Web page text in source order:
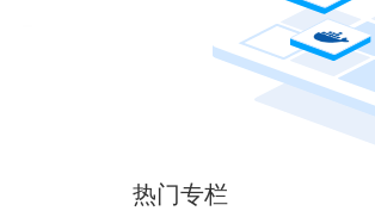
热门专栏